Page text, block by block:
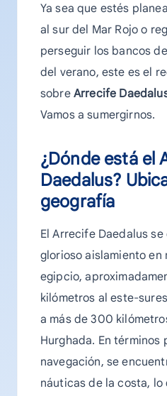
Ya sea que estés
al sur del Mar Rojo o
perseguir los bancos
del verano, este es el
sobre Arrecife
Vamos a sumergirnos.
¿Dónde está el
Daedalus?
geografía
El Arrecife Daedalus
glorioso aislamiento en
egipcio,
kilómetros al este-
a más de 300
Hurghada. En términos
navegación, se
náuticas de la costa, lo